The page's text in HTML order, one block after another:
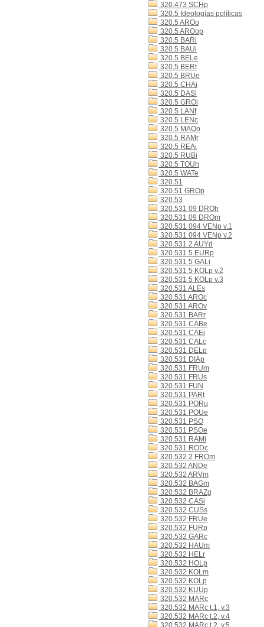
320.473 SCHp
320.5 Ideologías políticas
320.5 AROo
320.5 AROop
320.5 BARi
320.5 BAUi
320.5 BELe
320.5 BERt
320.5 BRUe
320.5 CHAi
320.5 DASl
320.5 GROi
320.5 LANf
320.5 LENc
320.5 MAQo
320.5 RAMr
320.5 REAi
320.5 RUBi
320.5 TOUh
320.5 WATe
320.51
320.51 GROp
320.53
320.531 09 DROh
320.531 09 DROm
320.531 094 VENp v.1
320.531 094 VENp v.2
320.531 2 AUYd
320.531 5 EURp
320.531 5 GALi
320.531 5 KOLp v.2
320.531 5 KOLp v.3
320.531 ALEs
320.531 AROc
320.531 AROv
320.531 BARr
320.531 CABe
320.531 CAEj
320.531 CALc
320.531 DELp
320.531 DIAp
320.531 FRUm
320.531 FRUs
320.531 FUN
320.531 PARt
320.531 PORu
320.531 POUe
320.531 PSO
320.531 PSOe
320.531 RAMi
320.531 RODc
320.532 2 FROm
320.532 ANDe
320.532 ARVm
320.532 BAGm
320.532 BRAZg
320.532 CASi
320.532 CUSs
320.532 FRUe
320.532 FURp
320.532 GARc
320.532 HAUm
320.532 HELr
320.532 HOLp
320.532 KOLm
320.532 KOLp
320.532 KUUp
320.532 MARc
320.532 MARc t.1, v.3
320.532 MARc t.2, v.4
320.532 MARc t.2, v.5